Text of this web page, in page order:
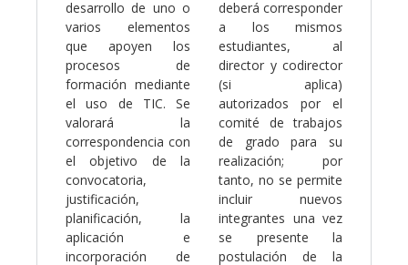
desarrollo de uno o
varios elementos
que apoyen los
procesos de
formación mediante
el uso de TIC. Se
valorará la
correspondencia con
el objetivo de la
convocatoria,
justificación,
planificación, la
aplicación e
incorporación de
deberá corresponder
a los mismos
estudiantes, al
director y codirector
(si aplica)
autorizados por el
comité de trabajos
de grado para su
realización; por
tanto, no se permite
incluir nuevos
integrantes una vez
se presente la
postulación de la